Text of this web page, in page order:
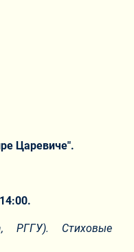
Царевиче".
РГГУ).
Стиховые